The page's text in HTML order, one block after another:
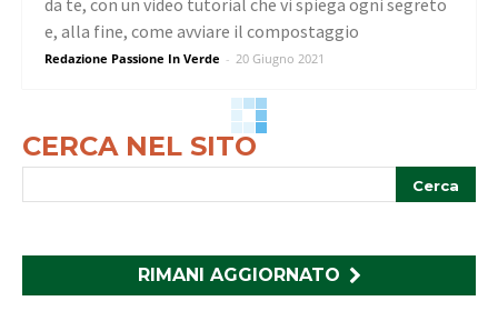
Redazione Passione In Verde - 20 Giugno 2021
e, alla fine, come avviare il compostaggio
CERCA NEL SITO
RIMANI AGGIORNATO